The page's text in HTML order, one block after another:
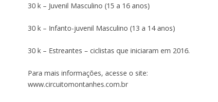
30 k – Juvenil Masculino (15 a 16 anos)
30 k – Infanto-juvenil Masculino (13 a 14 anos)
30 k – Estreantes – ciclistas que iniciaram em 2016.
Para mais informações, acesse o site:
www.circuitomontanhes.com.br